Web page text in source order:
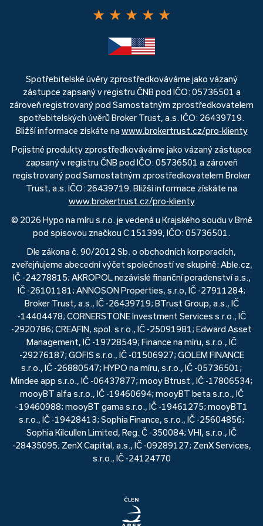
★ ★ ★ ★ ★
Spotřebitelské úvěry zprostředkováváme jako vázaný
zástupce zapsaný v registru ČNB pod IČO: 05736501 a
zároveň registrovaný pod Samostatným zprostředkovatelem
spotřebitelských úvěrů Broker Trust, a.s. IČO: 26439719.
Bližší informace získáte na www.brokertrust.cz/pro-klienty
Pojistné produkty zprostředkováváme jako vázaný zástupce
zapsaný v registru ČNB pod IČO: 05736501 a zároveň
registrovaný pod Samostatným zprostředkovatelem Broker
Trust, a.s. IČO: 26439719. Bližší informace získáte na
www.brokertrust.cz/pro-klienty
© 2026 Hypo na míru s.r.o. je vedená u Krajského soudu v Brně
pod spisovou značkou C 151399, IČO: 05736501.
Dle zákona č. 90/2012 Sb. o obchodních korporacích,
zveřejňujeme abecední výčet společností ve skupině: Able.cz,
IČ -24278815; AKROPOL nezávislé finanční poradenství a.s.,
IČ -26101181; ANNOSON Properties, s.r.o, IČ -27911284;
Broker Trust, a.s., IČ -26439719; BTrust Group, a.s., IČ
-14404478; CORNERSTONE Investment Services s.r.o., IČ
-2920786; CREAFIN, spol. s r.o., IČ -25091981; Edward Asset
Management, IČ -19728549; Finance na míru, s.r.o., IČ
-29276187; GOFIS s.r.o., IČ -01506927; GOLEM FINANCE
s.r.o., IČ -26880547; HYPO na míru, s.r.o., IČ -05736501;
Mindee app s.r.o., IČ -06437877; mooy Btrust , IČ -17806534;
mooyBT alfa s.r.o., IČ -19460694; mooyBT beta s.r.o., IČ
-19460988; mooyBT gama s.r.o., IČ -19461275; mooyBT1
s.r.o., IČ -19428413; Sophia Finance, s.r.o., IČ -25604856;
Sophia Kilcullen Limited, Reg. Č -350084; VHI, s.r.o., IČ
-28435095; ZenX Capital, a.s., IČ -09289127; ZenX Services,
s.r.o., IČ -24124770